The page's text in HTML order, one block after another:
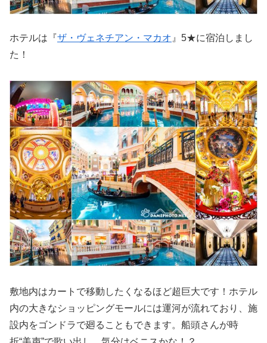
ホテルは『ザ・ヴェネチアン・マカオ 』5★に宿泊しまし
た！
敷地内はカートで移動したくなるほど超巨大です！ホテル
内の大きなショッピングモールには運河が流れており、施
設内をゴンドラで廻ることもできます。船頭さんが時